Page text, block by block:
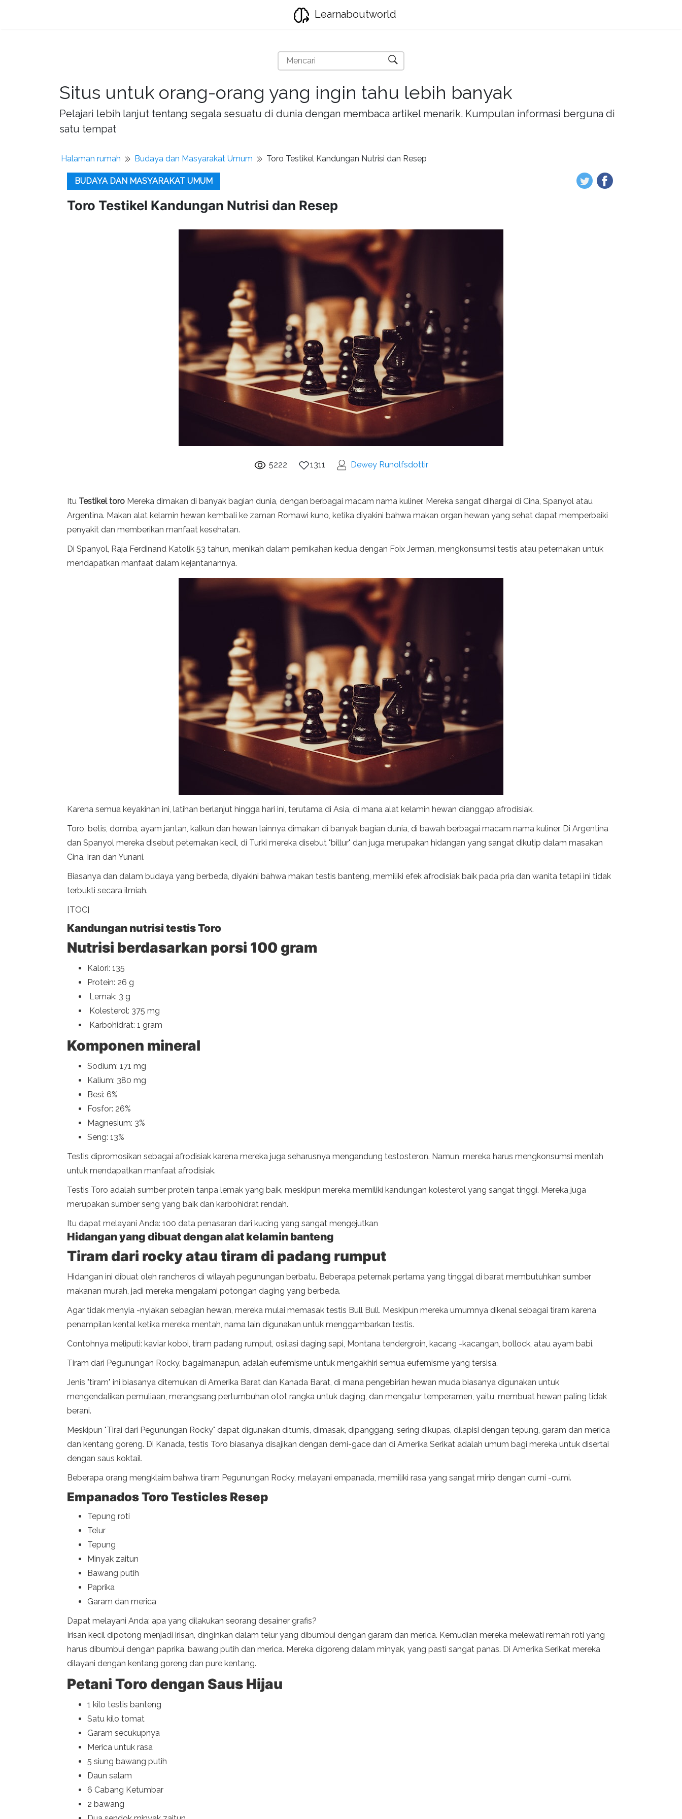
Learnaboutworld
Situs untuk orang-orang yang ingin tahu lebih banyak
Pelajari lebih lanjut tentang segala sesuatu di dunia dengan membaca artikel menarik. Kumpulan informasi berguna di
satu tempat
Halaman rumah Budaya dan Masyarakat Umum Toro Testikel Kandungan Nutrisi dan Resep
BUDAYA DAN MASYARAKAT UMUM
Toro Testikel Kandungan Nutrisi dan Resep
5222 1311 Dewey Runolfsdottir
Itu Testikel toro Mereka dimakan di banyak bagian dunia, dengan berbagai macam nama kuliner. Mereka sangat dihargai di Cina, Spanyol atau
Argentina. Makan alat kelamin hewan kembali ke zaman Romawi kuno, ketika diyakini bahwa makan organ hewan yang sehat dapat memperbaiki
penyakit dan memberikan manfaat kesehatan.
Di Spanyol, Raja Ferdinand Katolik 53 tahun, menikah dalam pernikahan kedua dengan Foix Jerman, mengkonsumsi testis atau peternakan untuk
mendapatkan manfaat dalam kejantanannya.
Karena semua keyakinan ini, latihan berlanjut hingga hari ini, terutama di Asia, di mana alat kelamin hewan dianggap afrodisiak.
Toro, betis, domba, ayam jantan, kalkun dan hewan lainnya dimakan di banyak bagian dunia, di bawah berbagai macam nama kuliner. Di Argentina
dan Spanyol mereka disebut peternakan kecil, di Turki mereka disebut "billur" dan juga merupakan hidangan yang sangat dikutip dalam masakan
Cina, Iran dan Yunani.
Biasanya dan dalam budaya yang berbeda, diyakini bahwa makan testis banteng, memiliki efek afrodisiak baik pada pria dan wanita tetapi ini tidak
terbukti secara ilmiah.
[TOC]
Kandungan nutrisi testis Toro
Nutrisi berdasarkan porsi 100 gram
Kalori: 135
Protein: 26 g
Lemak: 3 g
Kolesterol: 375 mg
Karbohidrat: 1 gram
Komponen mineral
Sodium: 171 mg
Kalium: 380 mg
Besi: 6%
Fosfor: 26%
Magnesium: 3%
Seng: 13%
Testis dipromosikan sebagai afrodisiak karena mereka juga seharusnya mengandung testosteron. Namun, mereka harus mengkonsumsi mentah
untuk mendapatkan manfaat afrodisiak.
Testis Toro adalah sumber protein tanpa lemak yang baik, meskipun mereka memiliki kandungan kolesterol yang sangat tinggi. Mereka juga
merupakan sumber seng yang baik dan karbohidrat rendah.
Itu dapat melayani Anda: 100 data penasaran dari kucing yang sangat mengejutkan
Hidangan yang dibuat dengan alat kelamin banteng
Tiram dari rocky atau tiram di padang rumput
Hidangan ini dibuat oleh rancheros di wilayah pegunungan berbatu. Beberapa peternak pertama yang tinggal di barat membutuhkan sumber
makanan murah, jadi mereka mengalami potongan daging yang berbeda.
Agar tidak menyia -nyiakan sebagian hewan, mereka mulai memasak testis Bull Bull. Meskipun mereka umumnya dikenal sebagai tiram karena
penampilan kental ketika mereka mentah, nama lain digunakan untuk menggambarkan testis.
Contohnya meliputi: kaviar koboi, tiram padang rumput, osilasi daging sapi, Montana tendergroin, kacang -kacangan, bollock, atau ayam babi.
Tiram dari Pegunungan Rocky, bagaimanapun, adalah eufemisme untuk mengakhiri semua eufemisme yang tersisa.
Jenis "tiram" ini biasanya ditemukan di Amerika Barat dan Kanada Barat, di mana pengebirian hewan muda biasanya digunakan untuk
mengendalikan pemuliaan, merangsang pertumbuhan otot rangka untuk daging, dan mengatur temperamen, yaitu, membuat hewan paling tidak
berani.
Meskipun "Tirai dari Pegunungan Rocky" dapat digunakan ditumis, dimasak, dipanggang, sering dikupas, dilapisi dengan tepung, garam dan merica
dan kentang goreng. Di Kanada, testis Toro biasanya disajikan dengan demi-gace dan di Amerika Serikat adalah umum bagi mereka untuk disertai
dengan saus koktail.
Beberapa orang mengklaim bahwa tiram Pegunungan Rocky, melayani empanada, memiliki rasa yang sangat mirip dengan cumi -cumi.
Empanados Toro Testicles Resep
Tepung roti
Telur
Tepung
Minyak zaitun
Bawang putih
Paprika
Garam dan merica
Dapat melayani Anda: apa yang dilakukan seorang desainer grafis?
Irisan kecil dipotong menjadi irisan, dinginkan dalam telur yang dibumbui dengan garam dan merica. Kemudian mereka melewati remah roti yang
harus dibumbui dengan paprika, bawang putih dan merica. Mereka digoreng dalam minyak, yang pasti sangat panas. Di Amerika Serikat mereka
dilayani dengan kentang goreng dan pure kentang.
Petani Toro dengan Saus Hijau
1 kilo testis banteng
Satu kilo tomat
Garam secukupnya
Merica untuk rasa
5 siung bawang putih
Daun salam
6 Cabang Ketumbar
2 bawang